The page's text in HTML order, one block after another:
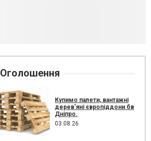
Оголошення
Купимо палети, вантажні
дерев'яні європіддони бв
Дніпро.
03.08.26